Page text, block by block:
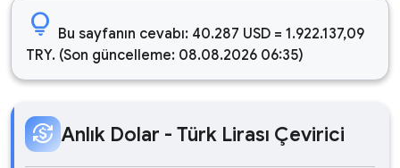
lightbulb Bu sayfanın cevabı: 40.287 USD = 1.922.137,09
TRY. (Son güncelleme: 08.08.2026 06:35)
currency_exchange Anlık Dolar - Türk Lirası Çevirici